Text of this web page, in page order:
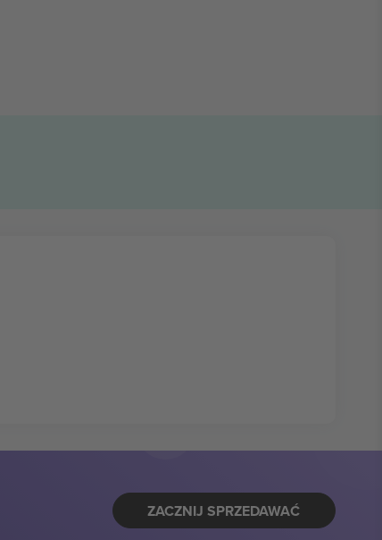
ZACZNIJ SPRZEDAWAĆ